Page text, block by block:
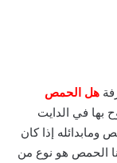
هل الحمص
بها في الدايت
إذا كان
الحمص هو نوع من